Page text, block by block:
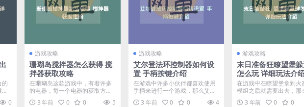
的
0
游戏攻略
珊瑚岛搅拌器怎么获得 搅
拌器获取攻略
在珊瑚岛这款游戏中，有着许多
的电器，每一个电器的获取方式
都各不相同，其中搅拌器是...
3 年前 0 0 5
游戏攻略
艾尔登法环控制器如何设
置 手柄按键介绍
在游戏中许多小伙伴都喜欢使用
手柄来进行一个游戏，那么艾尔
登法环控制器如何设置呢？...
3 年前 0 0 4
游戏攻略
末日准备狂瞭望堡
怎么玩 详细玩法介
在游戏中在瞭望堡拿到火
模组之后就需要出去，那
准备狂瞭望堡躲避球怎么
3 年前 0 0